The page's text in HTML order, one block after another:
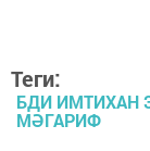
Теги:
БДИ ИМТИХАН
МӘГАРИФ